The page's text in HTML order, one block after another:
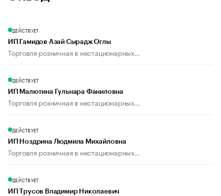
ДЕЙСТВУЕТ
ИП Гамидов Азай Сырадж Оглы
Торговля розничная в нестационарных...
ДЕЙСТВУЕТ
ИП Малютина Гульнара Фаниловна
Торговля розничная в нестационарных...
ДЕЙСТВУЕТ
ИП Ноздрина Людмила Михайловна
Торговля розничная в нестационарных...
ДЕЙСТВУЕТ
ИП Трусов Владимир Николаевич